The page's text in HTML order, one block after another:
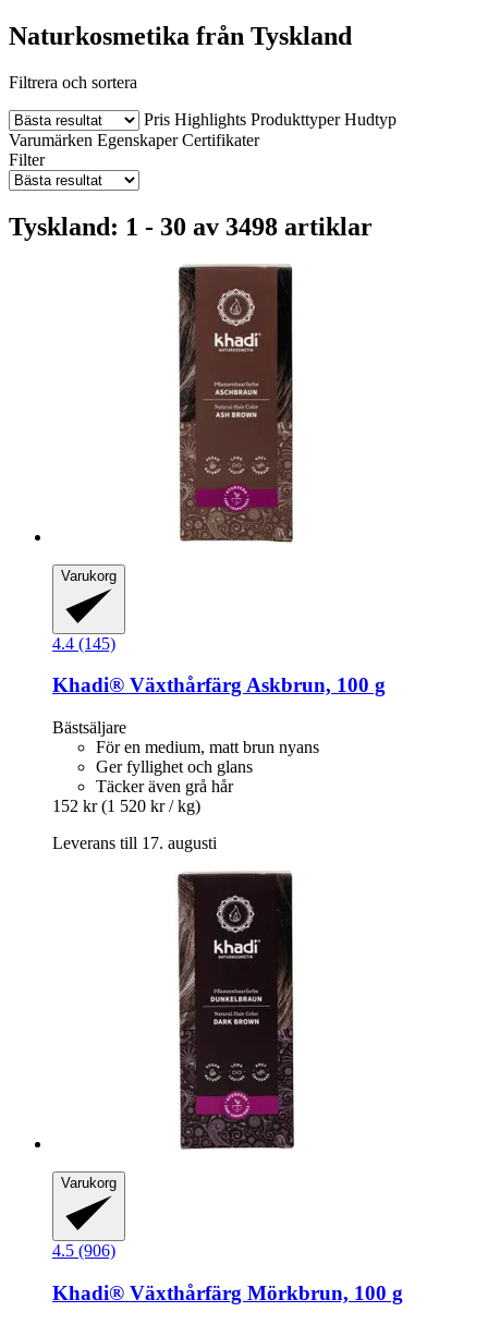
Naturkosmetika från Tyskland
Filtrera och sortera
Pris Highlights Produkttyper Hudtyp
Varumärken Egenskaper Certifikater
Filter
Tyskland: 1 - 30 av 3498 artiklar
Varukorg
4.4 (145)
Khadi® Växthårfärg Askbrun, 100 g
Bästsäljare
För en medium, matt brun nyans
Ger fyllighet och glans
Täcker även grå hår
152 kr (1 520 kr / kg)
Leverans till 17. augusti
Varukorg
4.5 (906)
Khadi® Växthårfärg Mörkbrun, 100 g